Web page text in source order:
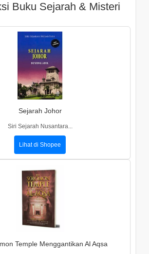
Buku Sejarah & Misteri
Sejarah Johor
Siri Sejarah Nusantara...
Lihat di Shopee
Temple Menggantikan Al Aqsa